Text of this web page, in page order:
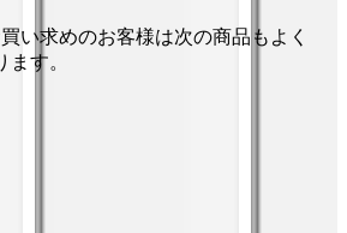
い求めのお客様は次の商品もよく
す。